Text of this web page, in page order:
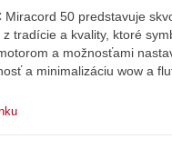
Miracord 50 predstavuje
tradície a kvality, ktoré
a možnosťami
a minimalizáciu wow a